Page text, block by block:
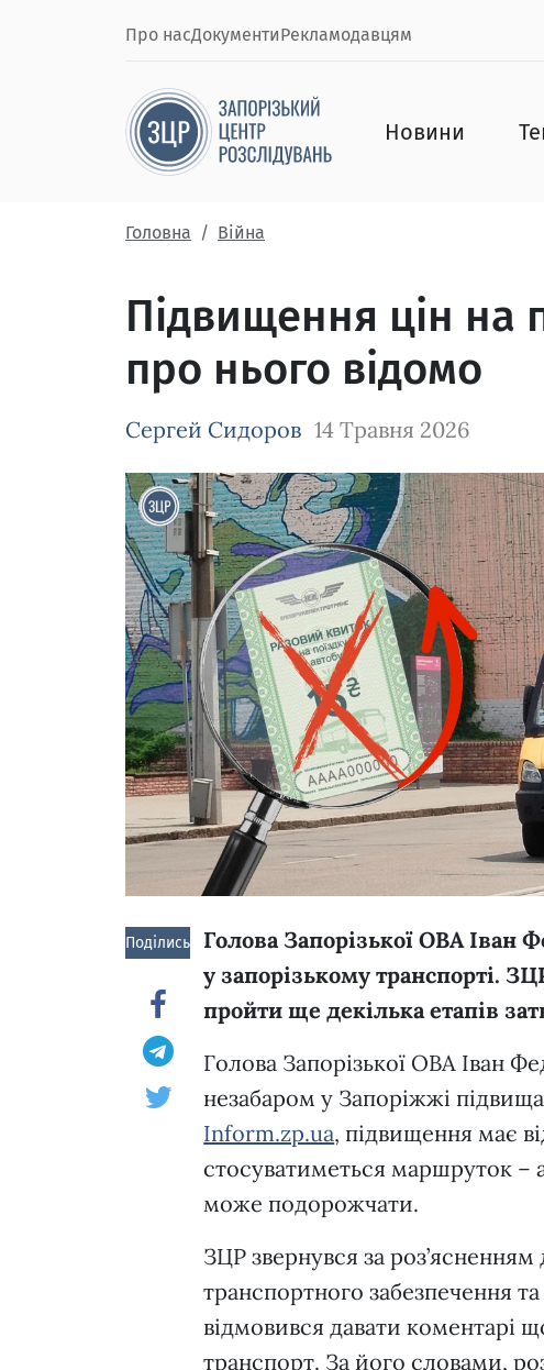
Про насДокументиРекламодавцям
Новини
Головна Війна
Підвищення цін на
про нього відомо
Сергей Сидоров 14 Травня 2026
Зображення завантажується
Поділись!
Голова Запорізької ОВА Іван
у запорізькому транспорті.
пройти ще декілька етапів
Голова Запорізької ОВА Іван
незабаром у Запоріжжі
Inform.zp.ua, підвищення має
стосуватиметься маршруток –
може подорожчати.
ЗЦР звернувся за
транспортного забезпечення
відмовився давати коментарі
транспорт. За його словами,